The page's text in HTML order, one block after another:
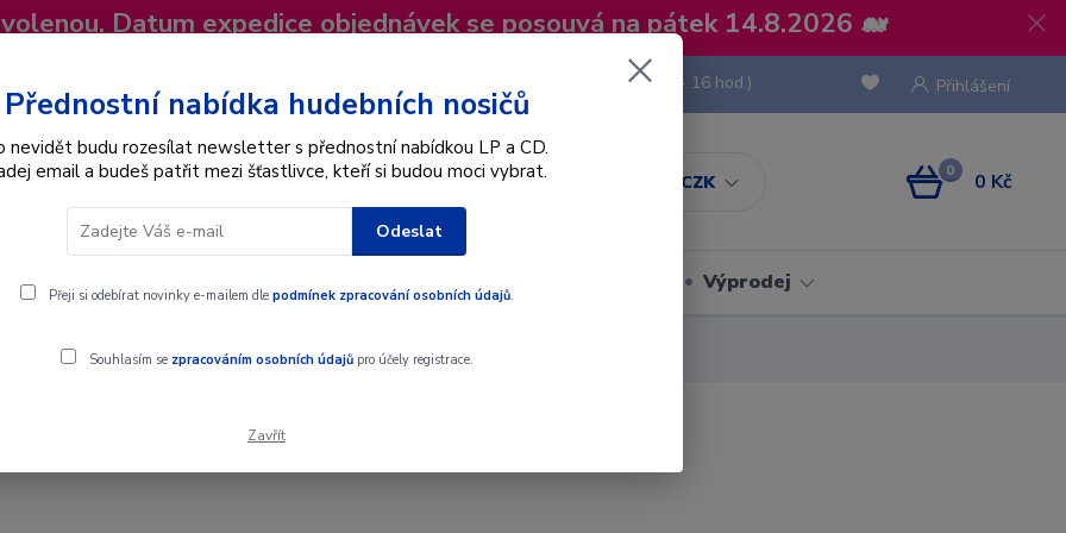
Datum expedice objednávek se posouvá na pátek 14.8.2026 🐋
CZK
Přihlášení
Hledat
(Po-Pá, 8 - 16 hod.)
0 0 Kč
Interpret Dárkové poukazy Výprodej
/ Víc Než Úžasná - SP / Vinyl
/ Víc Než Úžasná - SP / Vinyl
Přednostní nabídka hudebních nosičů
nevidět budu rozesílat newsletter s přednostní nabídkou LP a CD.
email a budeš patřit mezi šťastlivce, kteří si budou moci vybrat.
Odeslat
Přeji si odebírat novinky e-mailem dle podmínek zpracování osobních údajů.
Souhlasím se zpracováním osobních údajůpro účely registrace.
Zavřít